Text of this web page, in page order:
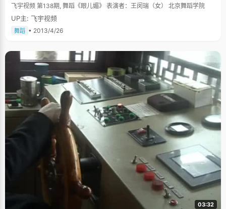
飞宇视频 第138期, 舞蹈《眼儿媚》 表演者：王闵瑞（女） 北京舞蹈学院
UP主: 飞宇视频
舞蹈 • 2013/4/26
03:32